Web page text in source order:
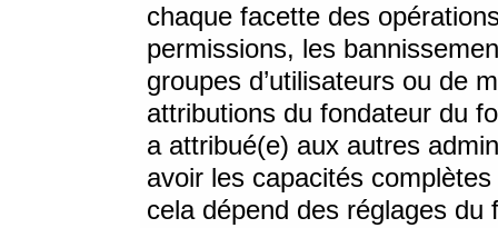
chaque facette des
permissions, les
groupes d’utilisateurs ou de
attributions du fondateur du
a attribué(e) aux autres
avoir les capacités
cela dépend des réglages du